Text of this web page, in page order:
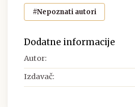
#Nepoznati autori
Dodatne informacije
Autor:
Izdavač: